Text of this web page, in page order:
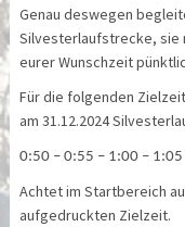
Genau deswegen
Silvesterlaufstrecke, sie
eurer Wunschzeit
Für die folgenden
am 31.12.2024
0:50 – 0:55 – 1:00 –
Achtet im Startbereich
aufgedruckten Zielzeit.